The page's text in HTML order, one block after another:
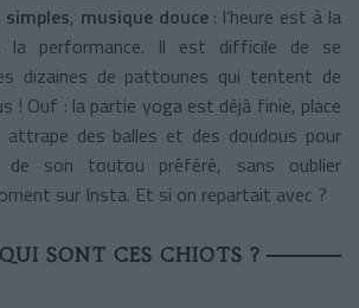
simples, musique douce: l’heure est à la
la performance. Il est difficile de se
dizaines de pattounes qui tentent de
! Ouf : la partie yoga est déjà finie, place
attrape des balles et des doudous pour
de son toutou préféré, sans oublier
sur Insta. Et si on repartait avec ?
SONT CES CHIOTS ?